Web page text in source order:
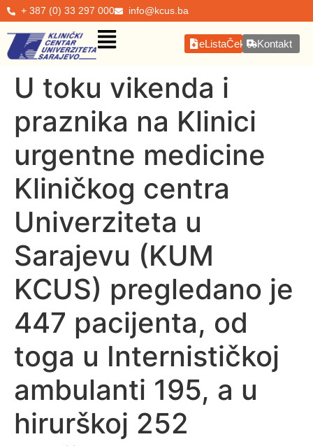
+ 387 (0) 33 297 000 info@kcus.ba
eListaČekanjaKontakt
U toku vikenda i
praznika na Klinici
urgentne medicine
Kliničkog centra
Univerziteta u
Sarajevu (KUM
KCUS) pregledano je
447 pacijenta, od
toga u Internističkoj
ambulanti 195, a u
hirurškoj 252